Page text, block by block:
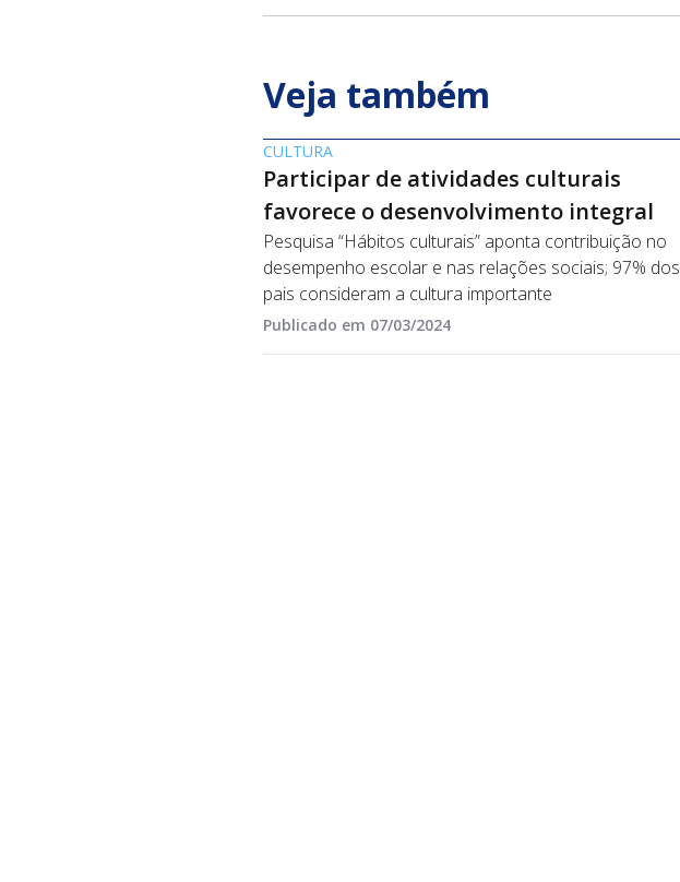
Veja também
CULTURA
Participar de atividades culturais
favorece o desenvolvimento integral
Pesquisa “Hábitos culturais” aponta contribuição no
desempenho escolar e nas relações sociais; 97% dos
pais consideram a cultura importante
Publicado em 07/03/2024